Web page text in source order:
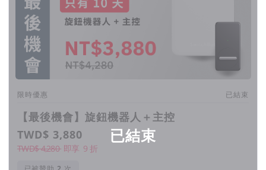
已結束
限時優惠 已結束
【最後機會】旋鈕機器人＋主控
TWD$ 3,880
TWD$ 4,280 即享 9 折